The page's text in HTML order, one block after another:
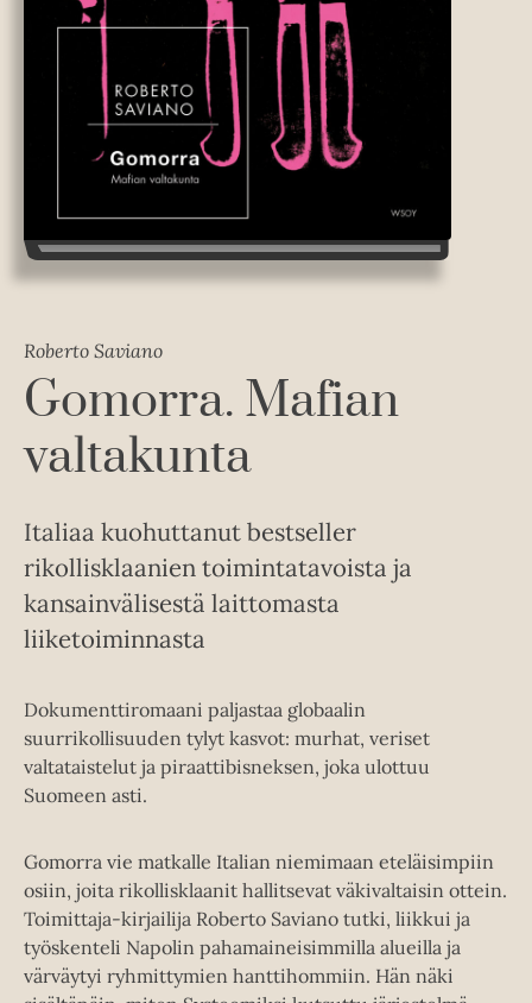
Roberto Saviano
Gomorra. Mafian
valtakunta
Italiaa kuohuttanut bestseller
rikollisklaanien toimintatavoista ja
kansainvälisestä laittomasta
liiketoiminnasta
Dokumenttiromaani paljastaa globaalin
suurrikollisuuden tylyt kasvot: murhat, veriset
valtataistelut ja piraattibisneksen, joka ulottuu
Suomeen asti.
Gomorra vie matkalle Italian niemimaan eteläisimpiin
osiin, joita rikollisklaanit hallitsevat väkivaltaisin ottein.
Toimittaja-kirjailija Roberto Saviano tutki, liikkui ja
työskenteli Napolin pahamaineisimmilla alueilla ja
värväytyi ryhmittymien hanttihommiin. Hän näki